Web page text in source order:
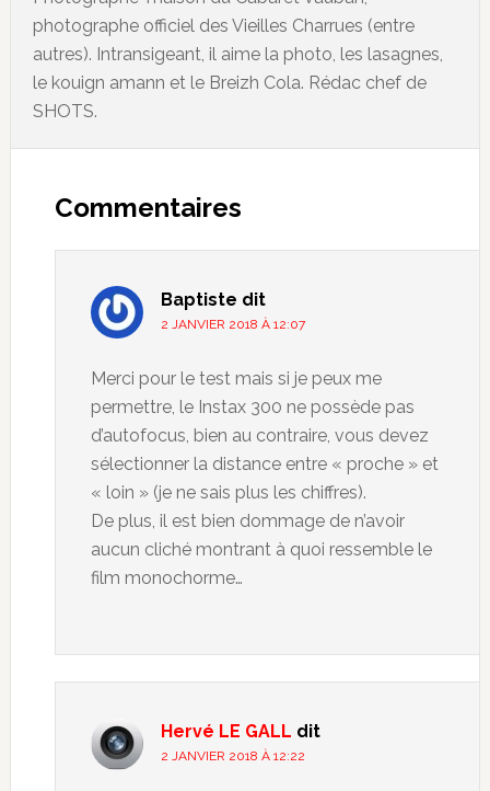
photographe officiel des Vieilles Charrues (entre
autres). Intransigeant, il aime la photo, les lasagnes,
le kouign amann et le Breizh Cola. Rédac chef de
SHOTS.
Commentaires
Baptiste dit
2 JANVIER 2018 À 12:07
Merci pour le test mais si je peux me
permettre, le Instax 300 ne possède pas
d’autofocus, bien au contraire, vous devez
sélectionner la distance entre « proche » et
« loin » (je ne sais plus les chiffres).
De plus, il est bien dommage de n’avoir
aucun cliché montrant à quoi ressemble le
film monochorme…
Hervé LE GALL dit
2 JANVIER 2018 À 12:22